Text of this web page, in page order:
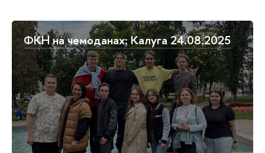
ФКН на чемоданах: Калуга 24.08.2025